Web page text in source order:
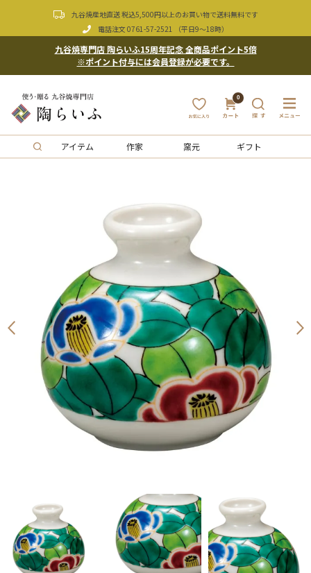
九谷焼産地直送 税込5,500円以上のお買い物で送料無料です
電話注文 0761-57-2521 （平日9〜18時）
九谷焼専門店 陶らいふ15周年記念 全商品ポイント5倍
※ポイント付与には会員登録が必要です。
0
アイテム 作家 窯元 ギフト